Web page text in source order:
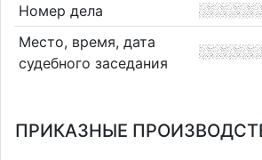
Номер дела
Место, время, дата
судебного заседания
ПРИКАЗНЫЕ